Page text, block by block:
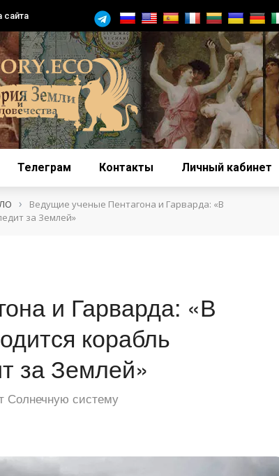
сайта
Телеграм Контакты Личный кабинет
›
Ведущие ученые Пентагона и Гарварда: «В
за Землей»
и Гарварда: «В
корабль
за Землей»
Солнечную систему